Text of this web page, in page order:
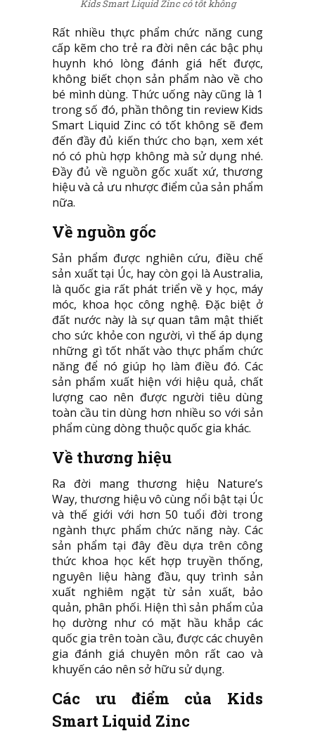
Kids Smart Liquid Zinc có tốt không
Rất nhiều thực phẩm chức năng cung
cấp kẽm cho trẻ ra đời nên các bậc phụ
huynh khó lòng đánh giá hết được,
không biết chọn sản phẩm nào về cho
bé mình dùng. Thức uống này cũng là 1
trong số đó, phần thông tin review Kids
Smart Liquid Zinc có tốt không sẽ đem
đến đầy đủ kiến thức cho bạn, xem xét
nó có phù hợp không mà sử dụng nhé.
Đầy đủ về nguồn gốc xuất xứ, thương
hiệu và cả ưu nhược điểm của sản phẩm
nữa.
Về nguồn gốc
Sản phẩm được nghiên cứu, điều chế
sản xuất tại Úc, hay còn gọi là Australia,
là quốc gia rất phát triển về y học, máy
móc, khoa học công nghệ. Đặc biệt ở
đất nước này là sự quan tâm mật thiết
cho sức khỏe con người, vì thế áp dụng
những gì tốt nhất vào thực phẩm chức
năng để nó giúp họ làm điều đó. Các
sản phẩm xuất hiện với hiệu quả, chất
lượng cao nên được người tiêu dùng
toàn cầu tin dùng hơn nhiều so với sản
phẩm cùng dòng thuộc quốc gia khác.
Về thương hiệu
Ra đời mang thương hiệu Nature’s
Way, thương hiệu vô cùng nổi bật tại Úc
và thế giới với hơn 50 tuổi đời trong
ngành thực phẩm chức năng này. Các
sản phẩm tại đây đều dựa trên công
thức khoa học kết hợp truyền thống,
nguyên liệu hàng đầu, quy trình sản
xuất nghiêm ngặt từ sản xuất, bảo
quản, phân phối. Hiện thì sản phẩm của
họ dường như có mặt hầu khắp các
quốc gia trên toàn cầu, được các chuyên
gia đánh giá chuyên môn rất cao và
khuyến cáo nên sở hữu sử dụng.
Các ưu điểm của Kids
Smart Liquid Zinc